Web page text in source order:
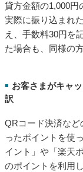
貸方金額の1,000円
実際に振り込まれ
え、手数料30円を
た場合も、同様の
■ お客さまがキャ
訳
QRコード決済など
ったポイントを使
イント」や「楽天
のポイントを利用